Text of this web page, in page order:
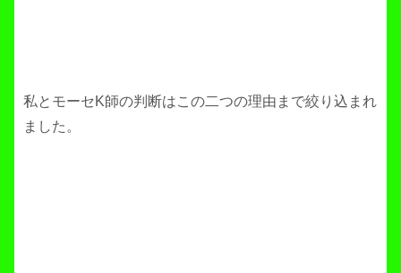
私とモーセK師の判断はこの二つの理由まで絞り込まれ
ました。